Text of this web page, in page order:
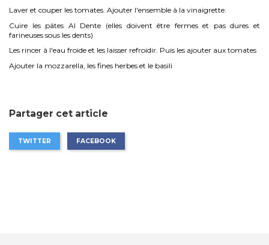
Laver et couper les tomates. Ajouter l'ensemble à la vinaigrette.
Cuire les pâtes Al Dente (elles doivent être fermes et pas dures et
farineuses sous les dents)
Les rincer à l'eau froide et les laisser refroidir. Puis les ajouter aux tomates
Ajouter la mozzarella, les fines herbes et le basili
Partager cet article
TWITTER FACEBOOK